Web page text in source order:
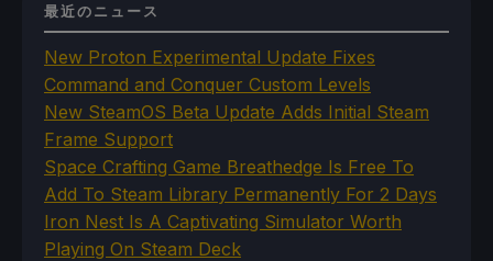
最近のニュース
New Proton Experimental Update Fixes
Command and Conquer Custom Levels
New SteamOS Beta Update Adds Initial Steam
Frame Support
Space Crafting Game Breathedge Is Free To
Add To Steam Library Permanently For 2 Days
Iron Nest Is A Captivating Simulator Worth
Playing On Steam Deck